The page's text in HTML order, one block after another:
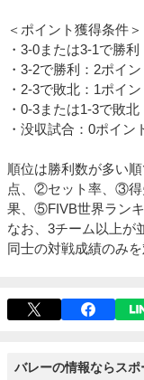
＜ポイント獲得条件＞
・3-0または3-1で勝利
・3-2で勝利：2ポイン
・2-3で敗北：1ポイン
・0-3または1-3で敗北
・没収試合：0ポイン
順位は勝利数が多い
点、②セット率、③得
果、⑤FIVB世界ランキ
なお、3チーム以上が
同士の対戦成績のみ
バレーの情報ならスポ